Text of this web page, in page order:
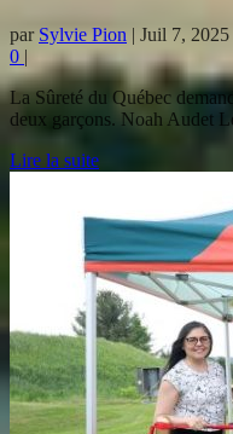
par Sylvie Pion | Juil 7, 2025
0 |
La Sûreté du Québec
deux garçons. Noah Audet
Lire la suite